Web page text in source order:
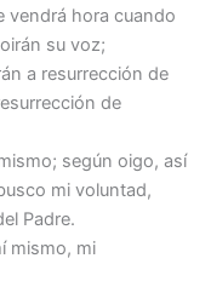
vendrá hora cuando
su voz;
a resurrección de
de
según oigo, así
mi voluntad,
Padre.
mismo, mi